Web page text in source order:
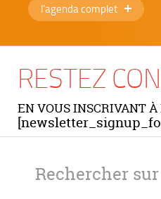
l'agenda complet
RESTEZ
EN VOUS INSCRIVANT